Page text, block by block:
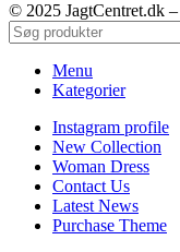
© 2025 JagtCentret.dk
Menu
Kategorier
Instagram profile
New Collection
Woman Dress
Contact Us
Latest News
Purchase Theme